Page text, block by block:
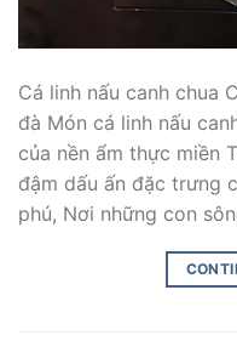
Cá linh nấu canh chua
đà Món cá linh nấu
của nền ẩm thực miền
đậm dấu ấn đặc trưng
phú, Nơi những con